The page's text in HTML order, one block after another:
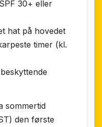
30+ eller
hat på hovedet
timer (kl.
sommertid
den første